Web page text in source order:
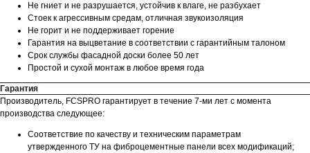
Не гниет и не разрушается, устойчив к влаге, не разбухает
Стоек к агрессивным средам, отличная звукоизоляция
Не горит и не поддерживает горение
Гарантия на выцветание в соответствии с гарантийным талоном
Срок службы фасадной доски более 50 лет
Простой и сухой монтаж в любое время года
Гарантия
Производитель, FCSPRO гарантирует в течение 7-ми лет с момента
производства следующее:
Соответствие по качеству и техническим параметрам
утвержденного ТУ на фиброцементные панели всех модификаций;